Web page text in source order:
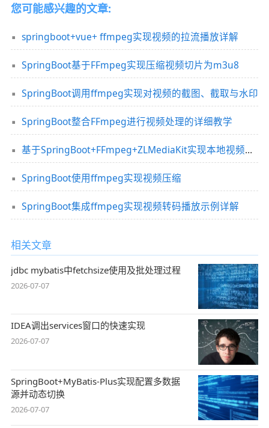
您可能感兴趣的文章:
springboot+vue+ ffmpeg实现视频的拉流播放详解
SpringBoot基于FFmpeg实现压缩视频切片为m3u8
SpringBoot调用ffmpeg实现对视频的截图、截取与水印
SpringBoot整合FFmpeg进行视频处理的详细教学
基于SpringBoot+FFmpeg+ZLMediaKit实现本地视频推流
SpringBoot使用ffmpeg实现视频压缩
SpringBoot集成ffmpeg实现视频转码播放示例详解
相关文章
jdbc mybatis中fetchsize使用及批处理过程
2026-07-07
IDEA调出services窗口的快速实现
2026-07-07
SpringBoot+MyBatis-Plus实现配置多数据
源并动态切换
2026-07-07